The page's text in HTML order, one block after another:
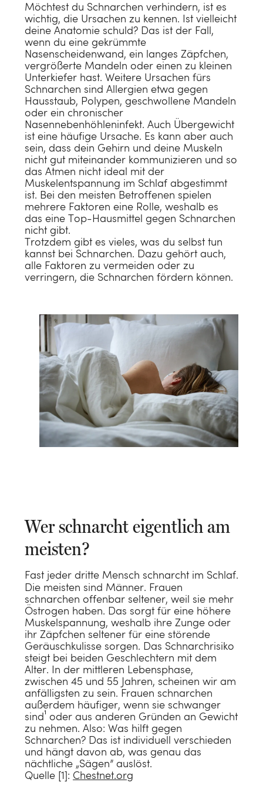
Spannleintücher
Bettlaken
Schoner
Kissenbezüge
Kinderbettwäsche
Neuheiten
Sale
Alles anzeigen
MATERIAL
Flanell
Daunen Bettdecken
TENCEL™ Bettdecken
Schurwoll-Bettdecken
Kinder Bettdecken
Alles anzeigen
GRÖßE
Einzelbett (140 x 200)
KATEGORIE
Polster
Zirbenkissen
Seitenschläferkissen
Kinderkissen
Dekokissen
Nachfüllbeutel
Alle Polster
SCHLAFPOSITION
Seitenschläfer
KATEGORIE
Unterdecken
Kindermatratzen
Alles
KATEGORIE
Handtücher
Gästehandtücher
Waschlappen
Badematten
Bademäntel
Baby Badetücher
Haarhandtücher
Sale
Alles anzeigen
KATEGORIE
Loungewear
Ponchos
Bademäntel
Kimonos
Pyjamas
Sale
KATEGORIE
Decken
Tagesdecken
Babydecken
Sale
KATEGORIE
Wärmflaschen
Wärmflaschenbezüge
Schlafmasken
Haarhandtücher
Kulturbeutel
Dekokissen
Sale
KATEGORIE
Kinderbettwäsche
Kinderbettdecken
Kinderkissen
Kindermatratzen
Kinderdecken
Sale
Alles anzeigen
BLOG
Was ist eine Schlafparalyse?
Daunenpolster waschen
Was ist Perkal?
Was tun gegen kalte Füße
Bettwäsche: Welches Material ist das Beste?
Daunen oder Federn: Was ist besser?
Möchtest du Schnarchen verhindern, ist es
wichtig, die Ursachen zu kennen. Ist vielleicht
deine Anatomie schuld? Das ist der Fall,
wenn du eine gekrümmte
Nasenscheidenwand, ein langes Zäpfchen,
vergrößerte Mandeln oder einen zu kleinen
Unterkiefer hast. Weitere Ursachen fürs
Schnarchen sind Allergien etwa gegen
Hausstaub, Polypen, geschwollene Mandeln
oder ein chronischer
Nasennebenhöhleninfekt. Auch Übergewicht
ist eine häufige Ursache. Es kann aber auch
sein, dass dein Gehirn und deine Muskeln
nicht gut miteinander kommunizieren und so
das Atmen nicht ideal mit der
Muskelentspannung im Schlaf abgestimmt
ist. Bei den meisten Betroffenen spielen
mehrere Faktoren eine Rolle, weshalb es
das eine Top-Hausmittel gegen Schnarchen
nicht gibt.
Trotzdem gibt es vieles, was du selbst tun
kannst bei Schnarchen. Dazu gehört auch,
alle Faktoren zu vermeiden oder zu
verringern, die Schnarchen fördern können.
Wer schnarcht eigentlich am
meisten?
Fast jeder dritte Mensch schnarcht im Schlaf.
Die meisten sind Männer. Frauen
schnarchen offenbar seltener, weil sie mehr
Östrogen haben. Das sorgt für eine höhere
Muskelspannung, weshalb ihre Zunge oder
ihr Zäpfchen seltener für eine störende
Geräuschkulisse sorgen. Das Schnarchrisiko
steigt bei beiden Geschlechtern mit dem
Alter. In der mittleren Lebensphase,
zwischen 45 und 55 Jahren, scheinen wir am
anfälligsten zu sein. Frauen schnarchen
außerdem häufiger, wenn sie schwanger
sind¹ oder aus anderen Gründen an Gewicht
zu nehmen. Also: Was hilft gegen
Schnarchen? Das ist individuell verschieden
und hängt davon ab, was genau das
nächtliche „Sägen” auslöst.
Quelle [1]: Chestnet.org